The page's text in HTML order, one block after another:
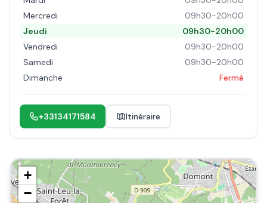
Mercredi
09h30-20h00
Jeudi
09h30-20h00
Vendredi
09h30-20h00
Samedi
09h30-20h00
Dimanche
Fermé
+33134171584 Itinéraire
+
−